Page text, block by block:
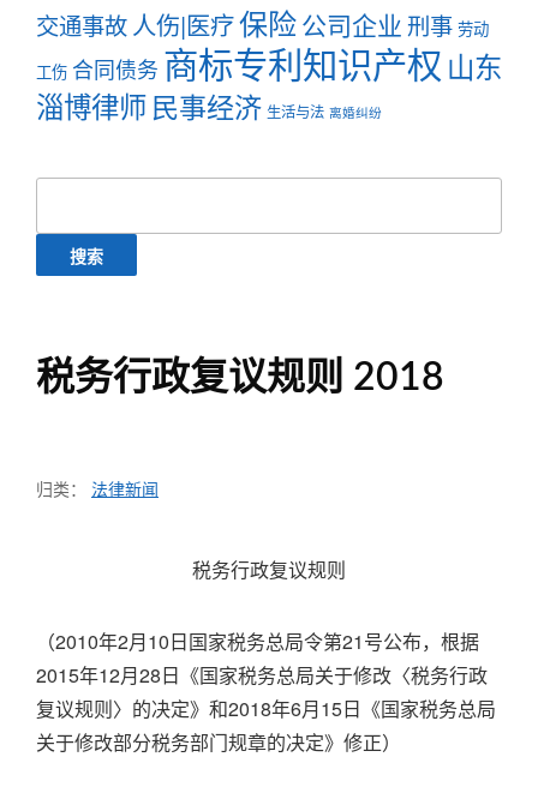
交通事故人伤|医疗保险公司企业刑事 劳动
工伤 合同债务 商标专利知识产权 山东
淄博律师民事经济 生活与法 离婚纠纷
索：
税务行政复议规则 2018
归类： 法律新闻
税务行政复议规则
（2010年2月10日国家税务总局令第21号公布，根据
2015年12月28日《国家税务总局关于修改〈税务行政
复议规则〉的决定》和2018年6月15日《国家税务总局
关于修改部分税务部门规章的决定》修正）